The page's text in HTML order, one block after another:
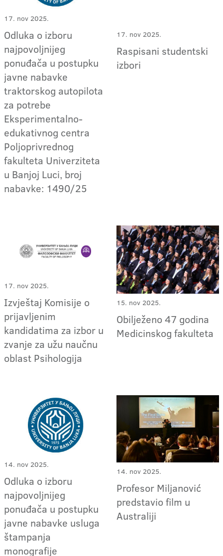
17. nov 2025.
Odluka o izboru
najpovoljnijeg
ponuđača u postupku
javne nabavke
traktorskog autopilota
za potrebe
Eksperimentalno-
edukativnog centra
Poljoprivrednog
fakulteta Univerziteta
u Banjoj Luci, broj
nabavke: 1490/25
17. nov 2025.
Raspisani studentski
izbori
17. nov 2025.
Izvještaj Komisije o
prijavljenim
kandidatima za izbor u
zvanje za užu naučnu
oblast Psihologija
15. nov 2025.
Obilježeno 47 godina
Medicinskog fakulteta
14. nov 2025.
Odluka o izboru
najpovoljnijeg
ponuđača u postupku
javne nabavke usluga
štampanja
monografije
14. nov 2025.
Profesor Miljanović
predstavio film u
Australiji